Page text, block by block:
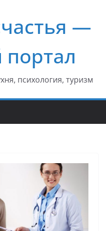
—
психология, туризм